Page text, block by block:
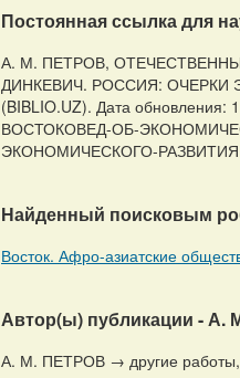
Постоянная ссылка для
А. М. ПЕТРОВ,
ДИНКЕВИЧ. РОССИЯ: ОЧЕРКИ
(BIBLIO.UZ). Дата
ВОСТОКОВЕД-ОБ-
ЭКОНОМИЧЕСКОГО-РАЗВИТИЯ
Найденный поисковым
Восток. Афро-азиатские
Автор(ы) публикации - А.
А. М. ПЕТРОВ → другие работы,